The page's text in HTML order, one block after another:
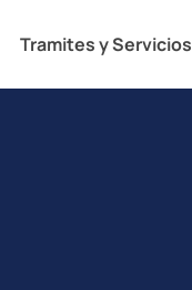
Tramites y Servicios